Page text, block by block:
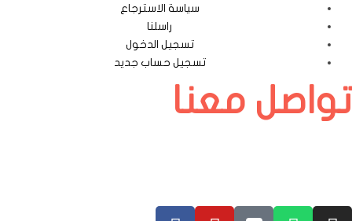
سياسة الاسترجاع
راسلنا
تسجيل الدخول
تسجيل حساب جديد
تواصل معنا